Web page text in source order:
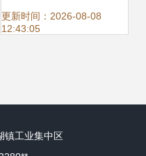
加速器
更新时间：2026-08-08
12:43:05
镇工业集中区